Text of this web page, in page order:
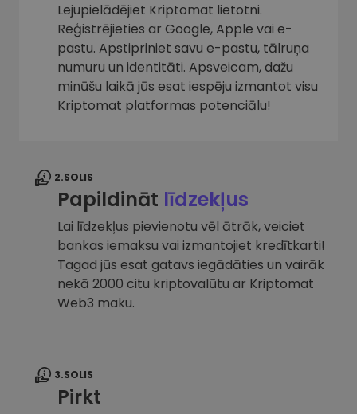
Lejupielādējiet Kriptomat lietotni.
Reģistrējieties ar Google, Apple vai e-
pastu. Apstipriniet savu e-pastu, tālruņa
numuru un identitāti. Apsveicam, dažu
minūšu laikā jūs esat iespēju izmantot visu
Kriptomat platformas potenciālu!
2.SOLIS
Papildināt līdzekļus
Lai līdzekļus pievienotu vēl ātrāk, veiciet
bankas iemaksu vai izmantojiet kredītkarti!
Tagad jūs esat gatavs iegādāties un vairāk
nekā 2000 citu kriptovalūtu ar Kriptomat
Web3 maku.
3.SOLIS
Pirkt